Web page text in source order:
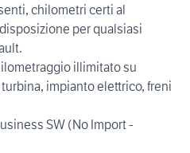
chilometri certi al
per qualsiasi
illimitato su
impianto elettrico, freni
SW (No Import -